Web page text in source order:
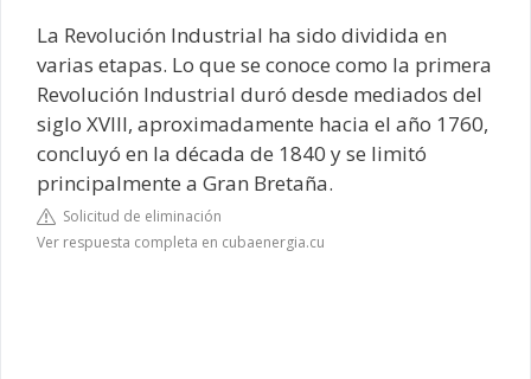
La Revolución Industrial ha sido dividida en
varias etapas. Lo que se conoce como la primera
Revolución Industrial duró desde mediados del
siglo XVIII, aproximadamente hacia el año 1760,
concluyó en la década de 1840 y se limitó
principalmente a Gran Bretaña.
Solicitud de eliminación
Ver respuesta completa en cubaenergia.cu